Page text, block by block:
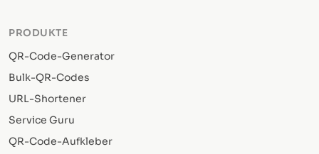
PRODUKTE
QR-Code-Generator
Bulk-QR-Codes
URL-Shortener
Service Guru
QR-Code-Aufkleber